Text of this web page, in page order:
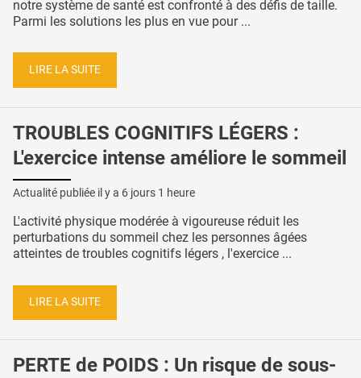
notre système de santé est confronté à des défis de taille.
Parmi les solutions les plus en vue pour ...
LIRE LA SUITE
TROUBLES COGNITIFS LÉGERS :
L'exercice intense améliore le sommeil
Actualité publiée il y a 6 jours 1 heure
L'activité physique modérée à vigoureuse réduit les
perturbations du sommeil chez les personnes âgées
atteintes de troubles cognitifs légers , l'exercice ...
LIRE LA SUITE
PERTE de POIDS : Un risque de sous-